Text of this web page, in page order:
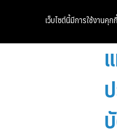
เว็บไซต์นี้มีการใช้งานคุ